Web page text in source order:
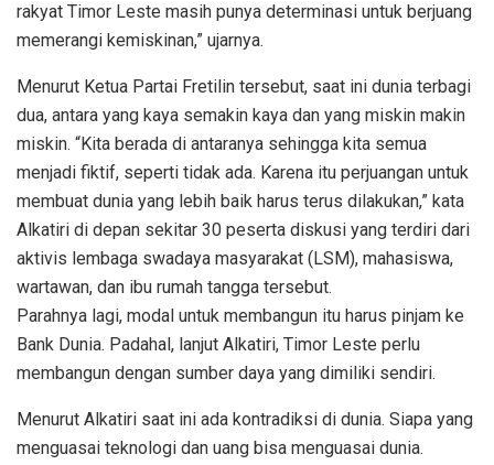
rakyat Timor Leste masih punya determinasi untuk berjuang
memerangi kemiskinan,” ujarnya.
Menurut Ketua Partai Fretilin tersebut, saat ini dunia terbagi
dua, antara yang kaya semakin kaya dan yang miskin makin
miskin. “Kita berada di antaranya sehingga kita semua
menjadi fiktif, seperti tidak ada. Karena itu perjuangan untuk
membuat dunia yang lebih baik harus terus dilakukan,” kata
Alkatiri di depan sekitar 30 peserta diskusi yang terdiri dari
aktivis lembaga swadaya masyarakat (LSM), mahasiswa,
wartawan, dan ibu rumah tangga tersebut.
Parahnya lagi, modal untuk membangun itu harus pinjam ke
Bank Dunia. Padahal, lanjut Alkatiri, Timor Leste perlu
membangun dengan sumber daya yang dimiliki sendiri.
Menurut Alkatiri saat ini ada kontradiksi di dunia. Siapa yang
menguasai teknologi dan uang bisa menguasai dunia.